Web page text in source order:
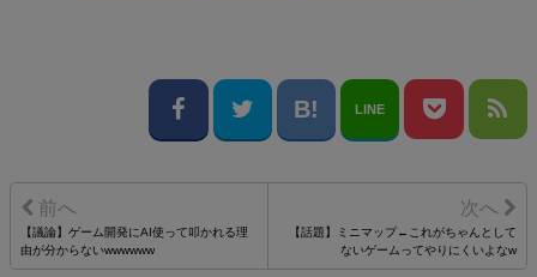
LINE
【議論】ゲーム開発にAI使って叩かれる理
由が分からないwwwwww
【話題】ミニマップ←これがちゃんとして
ないゲームってやりにくいよなw